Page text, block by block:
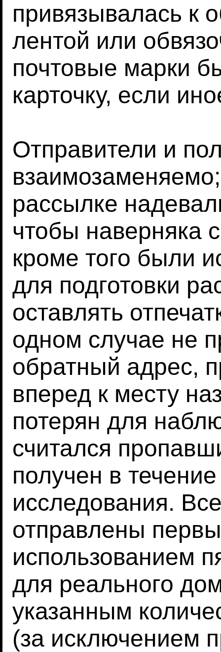
привязывалась к
лентой или
почтовые марки
карточку, если
Отправители и
рассылке
чтобы наверняка
кроме того были
для подготовки
оставлять
одном случае не
обратный адрес,
вперед к месту
потерян для
считался
получен в
исследования.
отправлены
использованием
для реального
указанным
(за исключением